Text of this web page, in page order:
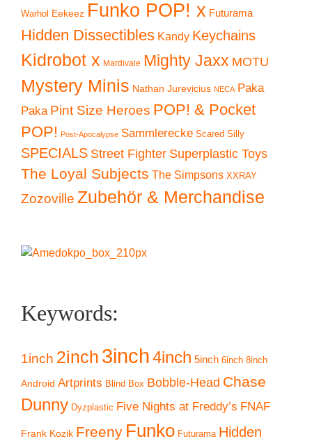
Warhol Eekeez Funko POP! x Futurama
Hidden Dissectibles Kandy Keychains
Kidrobot x Mardivale Mighty Jaxx MOTU
Mystery Minis Nathan Jurevicius NECA Paka
Paka Pint Size Heroes POP! & Pocket
POP! Post-Apocalypse Sammlerecke Scared Silly
SPECIALS Street Fighter Superplastic Toys
The Loyal Subjects The Simpsons XXRAY
Zozoville Zubehör & Merchandise
Keywords:
1inch 2inch 3inch4inch 5inch 6inch 8inch
Android Artprints Blind Box Bobble-Head Chase
Dunny Dyzplastic Five Nights at Freddy’s FNAF
Frank Kozik Freeny Funko Futurama Hidden